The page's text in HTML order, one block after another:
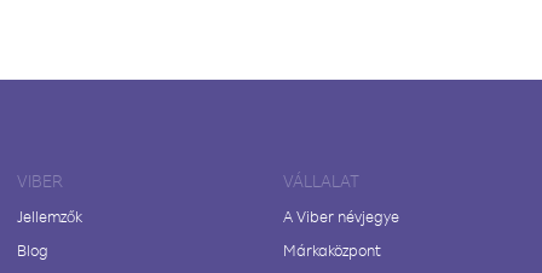
VIBER
Jellemzők
Blog
VÁLLALAT
A Viber névjegye
Márkaközpont